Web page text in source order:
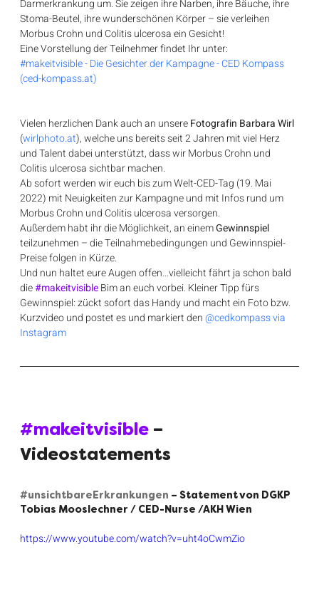
Darmerkrankung um. Sie zeigen ihre Narben, ihre Bäuche, ihre
Stoma-Beutel, ihre wunderschönen Körper – sie verleihen
Morbus Crohn und Colitis ulcerosa ein Gesicht!
Eine Vorstellung der Teilnehmer findet Ihr unter:
#makeitvisible - Die Gesichter der Kampagne - CED Kompass
(ced-kompass.at)
Vielen herzlichen Dank auch an unsere Fotografin Barbara Wirl
(wirlphoto.at), welche uns bereits seit 2 Jahren mit viel Herz
und Talent dabei unterstützt, dass wir Morbus Crohn und
Colitis ulcerosa sichtbar machen.
Ab sofort werden wir euch bis zum Welt-CED-Tag (19. Mai
2022) mit Neuigkeiten zur Kampagne und mit Infos rund um
Morbus Crohn und Colitis ulcerosa versorgen.
Außerdem habt ihr die Möglichkeit, an einem Gewinnspiel
teilzunehmen – die Teilnahmebedingungen und Gewinnspiel-
Preise folgen in Kürze.
Und nun haltet eure Augen offen…vielleicht fährt ja schon bald
die#makeitvisibleBim an euch vorbei. Kleiner Tipp fürs
Gewinnspiel: zückt sofort das Handy und macht ein Foto bzw.
Kurzvideo und postet es und markiert den @cedkompass via
Instagram
#makeitvisible –
Videostatements
#unsichtbareErkrankungen – Statement von DGKP
Tobias Mooslechner / CED-Nurse /AKH Wien
https://www.youtube.com/watch?v=uht4oCwmZio